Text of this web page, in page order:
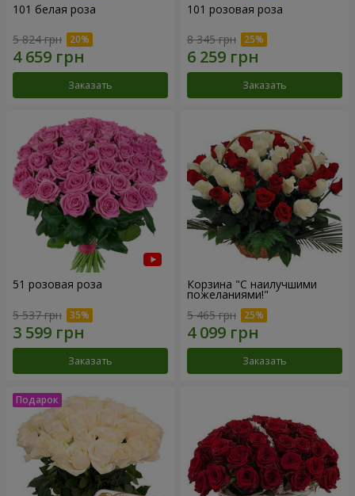
101 белая роза
5 824 грн
Заказать
101 розовая роза
8 345 грн
Заказать
51 розовая роза
5 537 грн
Заказать
Корзина "С наилучшими
пожеланиями!"
5 465 грн
Заказать